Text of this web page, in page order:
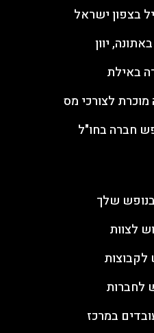
בצפון ישראל
יוון
באילת
לצורכי מס
חברה בחו"ל
שלך
לצוות
לקבוצות
לחברות
במרכז